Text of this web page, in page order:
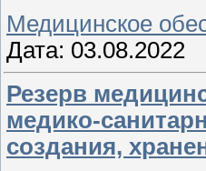
Медицинское
Дата: 03.08.2022
Резерв
медико-
создания,